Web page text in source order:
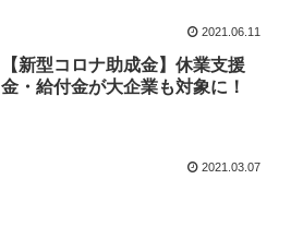
2021.06.11
【新型コロナ助成金】休業支援
金・給付金が大企業も対象に！
2021.03.07